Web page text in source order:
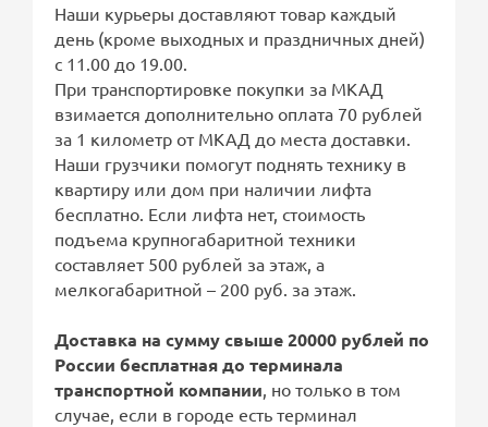
Наши курьеры доставляют товар каждый
день (кроме выходных и праздничных дней)
с 11.00 до 19.00.
При транспортировке покупки за МКАД
взимается дополнительно оплата 70 рублей
за 1 километр от МКАД до места доставки.
Наши грузчики помогут поднять технику в
квартиру или дом при наличии лифта
бесплатно. Если лифта нет, стоимость
подъема крупногабаритной техники
составляет 500 рублей за этаж, а
мелкогабаритной – 200 руб. за этаж.
Доставка на сумму свыше 20000 рублей по
России бесплатная до терминала
транспортной компании, но только в том
случае, если в городе есть терминал